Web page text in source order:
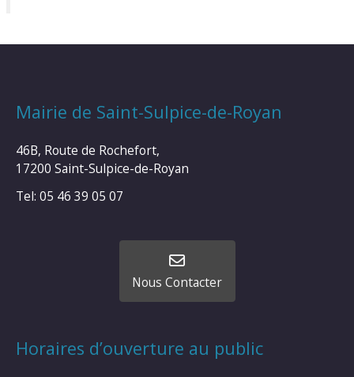
Mairie de Saint-Sulpice-de-Royan
46B, Route de Rochefort,
17200 Saint-Sulpice-de-Royan
Tel: 05 46 39 05 07
Nous Contacter
Horaires d’ouverture au public